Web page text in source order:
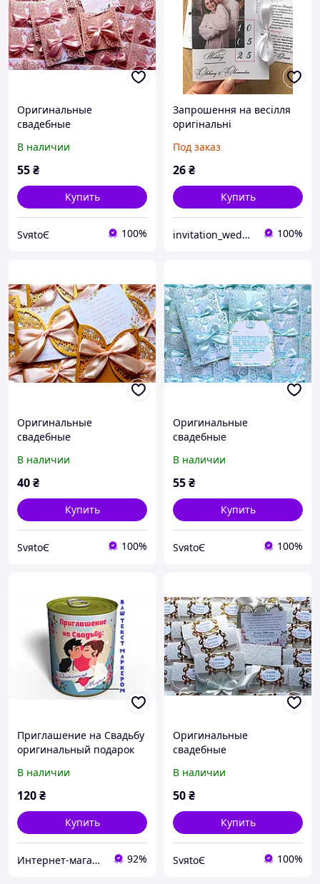
Оригинальные
свадебные
приглашение на свадьбу
ручной работы ажурные
В наличии
55₴
Купить
SvяtoЄ 100%
Запрошення на весілля
оригінальні
Под заказ
26₴
Купить
invitation_wedding 100%
Оригинальные
свадебные
приглашение на свадьбу
ручной работы ажурные
В наличии
40₴
Купить
SvяtoЄ 100%
Оригинальные
свадебные
приглашение на свадьбу
ручной работы ажурные
В наличии
55₴
Купить
SvяtoЄ 100%
Приглашение на Свадьбу
оригинальный подарок
В наличии
120₴
Купить
Интернет-магазин "Удиви Всех" 92%
Оригинальные
свадебные
приглашение на свадьбу
ручной работы ажурные
В наличии
50₴
Купить
SvяtoЄ 100%